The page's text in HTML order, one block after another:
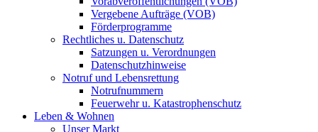
Vergebene Aufträge (VOB)
Förderprogramme
Rechtliches u. Datenschutz
Satzungen u. Verordnungen
Datenschutzhinweise
Notruf und Lebensrettung
Notrufnummern
Feuerwehr u. Katastrophenschutz
Leben & Wohnen
Unser Markt